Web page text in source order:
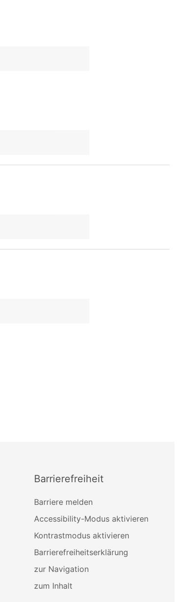
Barrierefreiheit
Barriere melden
Accessibility-Modus aktivieren
Kontrastmodus aktivieren
Barrierefreiheitserklärung
zur Navigation
zum Inhalt